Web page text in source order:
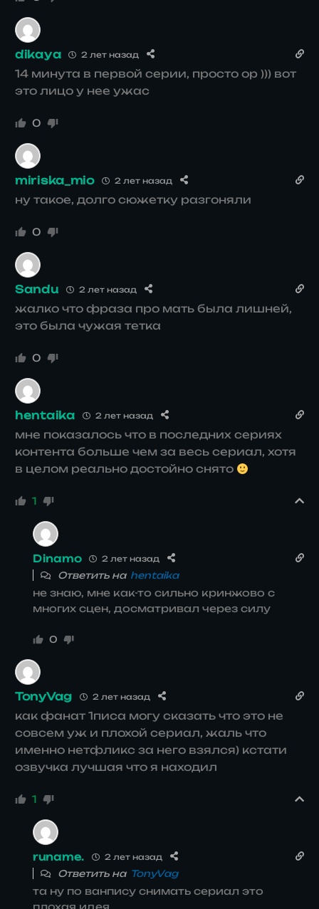
dikaya 2 лет назад
14 минута в первой серии, просто ор ))) вот
это лицо у нее ужас
0
miriska_mio 2 лет назад
ну такое, долго сюжетку разгоняли
0
Sandu 2 лет назад
жалко что фраза про мать была лишней,
это была чужая тетка
0
hentaika 2 лет назад
мне показалось что в последних сериях
контента больше чем за весь сериал, хотя
в целом реально достойно снято
1
Dinamo 2 лет назад
Ответить на hentaika
не знаю, мне как-то сильно кринжово с
многих сцен, досматривал через силу
0
TonyVag 2 лет назад
как фанат 1писа могу сказать что это не
совсем уж и плохой сериал, жаль что
именно нетфликс за него взялся) кстати
озвучка лучшая что я находил
1
runame. 2 лет назад
Ответить на TonyVag
та ну по ванпису снимать сериал это
плохая идея